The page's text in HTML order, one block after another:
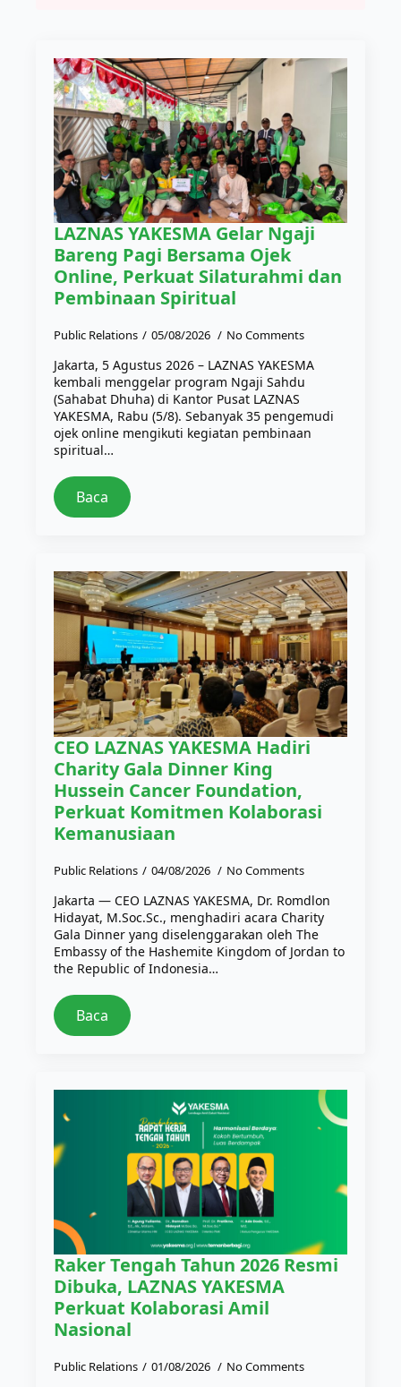
LAZNAS YAKESMA Gelar Ngaji
Bareng Pagi Bersama Ojek
Online, Perkuat Silaturahmi dan
Pembinaan Spiritual
Public Relations 05/08/2026 No Comments
Jakarta, 5 Agustus 2026 – LAZNAS YAKESMA
kembali menggelar program Ngaji Sahdu
(Sahabat Dhuha) di Kantor Pusat LAZNAS
YAKESMA, Rabu (5/8). Sebanyak 35 pengemudi
ojek online mengikuti kegiatan pembinaan
spiritual…
Baca
CEO LAZNAS YAKESMA Hadiri
Charity Gala Dinner King
Hussein Cancer Foundation,
Perkuat Komitmen Kolaborasi
Kemanusiaan
Public Relations 04/08/2026 No Comments
Jakarta — CEO LAZNAS YAKESMA, Dr. Romdlon
Hidayat, M.Soc.Sc., menghadiri acara Charity
Gala Dinner yang diselenggarakan oleh The
Embassy of the Hashemite Kingdom of Jordan to
the Republic of Indonesia…
Baca
Raker Tengah Tahun 2026 Resmi
Dibuka, LAZNAS YAKESMA
Perkuat Kolaborasi Amil
Nasional
Public Relations 01/08/2026 No Comments